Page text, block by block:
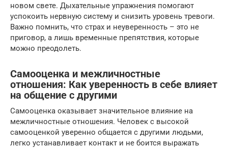
новом свете. Дыхательные упражнения помогают
успокоить нервную систему и снизить уровень тревоги.
Важно помнить, что страх и неуверенность – это не
приговор, а лишь временные препятствия, которые
можно преодолеть.
Самооценка и межличностные
отношения: Как уверенность в себе влияет
на общение с другими
Самооценка оказывает значительное влияние на
межличностные отношения. Человек с высокой
самооценкой уверенно общается с другими людьми,
легко устанавливает контакт и не боится выражать